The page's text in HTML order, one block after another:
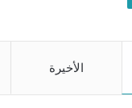
الأخيرة